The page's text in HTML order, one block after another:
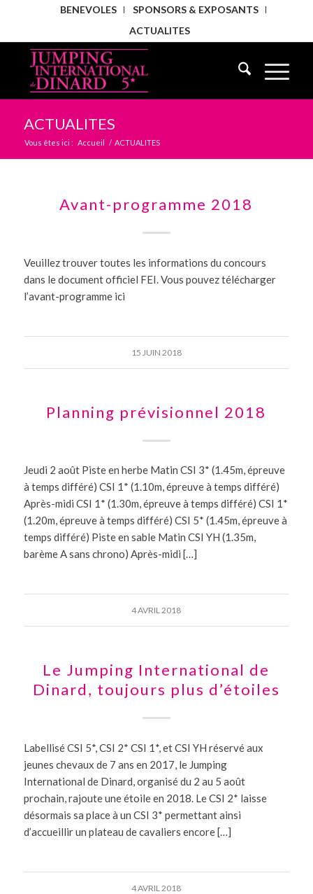
BENEVOLES
SPONSORS & EXPOSANTS
ACTUALITES
ACTUALITES
Vous êtes ici : Accueil / ACTUALITES
Avant-programme 2018
Veuillez trouver toutes les informations du concours
dans le document officiel FEI. Vous pouvez télécharger
l’avant-programme ici
15 JUIN 2018
Planning prévisionnel 2018
Jeudi 2 août Piste en herbe Matin CSI 3* (1.45m, épreuve
à temps différé) CSI 1* (1.10m, épreuve à temps différé)
Après-midi CSI 1* (1.30m, épreuve à temps différé) CSI 1*
(1.20m, épreuve à temps différé) CSI 5* (1.45m, épreuve à
temps différé) Piste en sable Matin CSI YH (1.35m,
barème A sans chrono) Après-midi […]
4 AVRIL 2018
Le Jumping International de
Dinard, toujours plus d’étoiles
Labellisé CSI 5*, CSI 2* CSI 1*, et CSI YH réservé aux
jeunes chevaux de 7 ans en 2017, le Jumping
International de Dinard, organisé du 2 au 5 août
prochain, rajoute une étoile en 2018. Le CSI 2* laisse
désormais sa place à un CSI 3* permettant ainsi
d’accueillir un plateau de cavaliers encore […]
4 AVRIL 2018